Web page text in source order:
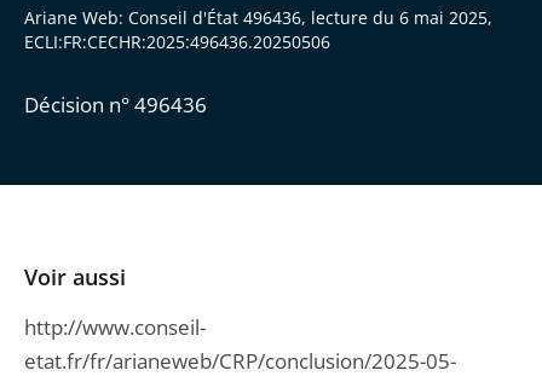
Ariane Web: Conseil d'État 496436, lecture du 6 mai 2025,
ECLI:FR:CECHR:2025:496436.20250506
Décision n° 496436
Voir aussi
http://www.conseil-
etat.fr/fr/arianeweb/CRP/conclusion/2025-05-